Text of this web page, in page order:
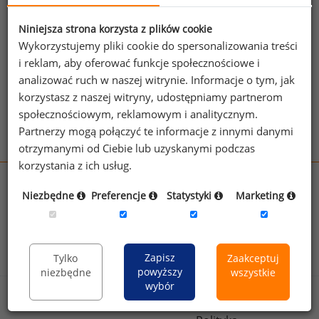
źródło: www.businessinsider.com.pl
Zobacz więcej wiadomości
Zobacz więcej
ciekawostek
wynagrodzenia.pl
kfw.sedlak.pl
badania
HR.pl wskaznikiHR.pl
Sklep
Kontakt
Niniejsza strona korzysta z plików cookie
Wykorzystujemy pliki cookie do spersonalizowania treści
i reklam, aby oferować funkcje społecznościowe i
analizować ruch w naszej witrynie. Informacje o tym, jak
korzystasz z naszej witryny, udostępniamy partnerom
społecznościowym, reklamowym i analitycznym.
Partnerzy mogą połączyć te informacje z innymi danymi
otrzymanymi od Ciebie lub uzyskanymi podczas
korzystania z ich usług.
Niezbędne Preferencje Statystyki Marketing
Tylko
niezbędne
Zapisz
powyższy
wybór
Zaakceptuj
wszystkie